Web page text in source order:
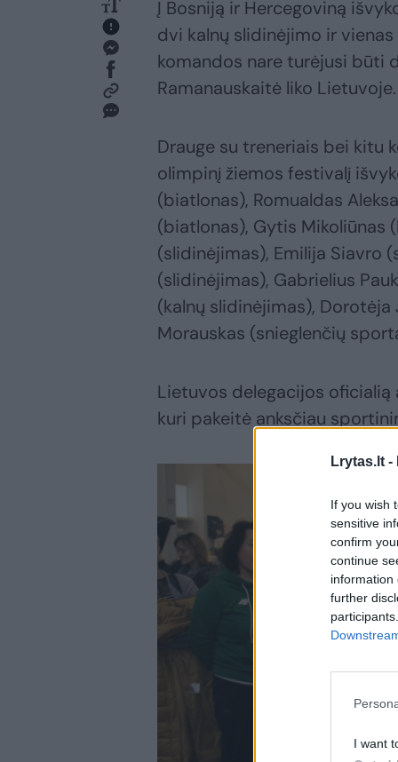
Lrytas.lt -
If you wish
sensitive
confirm
continue
information
further
I want
Į Bosniją ir Hercegoviną
dvi kalnų slidinėjimo ir
komandos nare turėjusi būti
Ramanauskaitė liko
Drauge su treneriais bei kitu
olimpinį žiemos festivalį
(biatlonas), Romualdas
(biatlonas), Gytis Mikoliūnas
(slidinėjimas), Emilija Siavro
(slidinėjimas), Gabrielius
(kalnų slidinėjimas),
Morauskas (snieglenčių
Lietuvos delegacijos oficialią
kuri pakeitė anksčiau